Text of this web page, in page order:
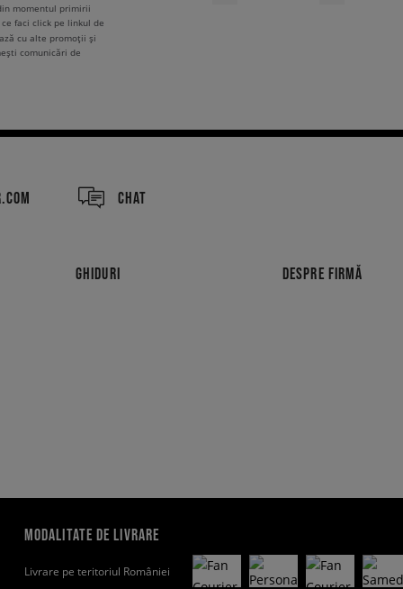
momentul primirii
faci click pe linkul de
cu alte promoții și
comunicări de
CHAT
GHIDURI DESPRE FIRMĂ
MODALITATE DE LIVRARE
Livrare pe teritoriul României